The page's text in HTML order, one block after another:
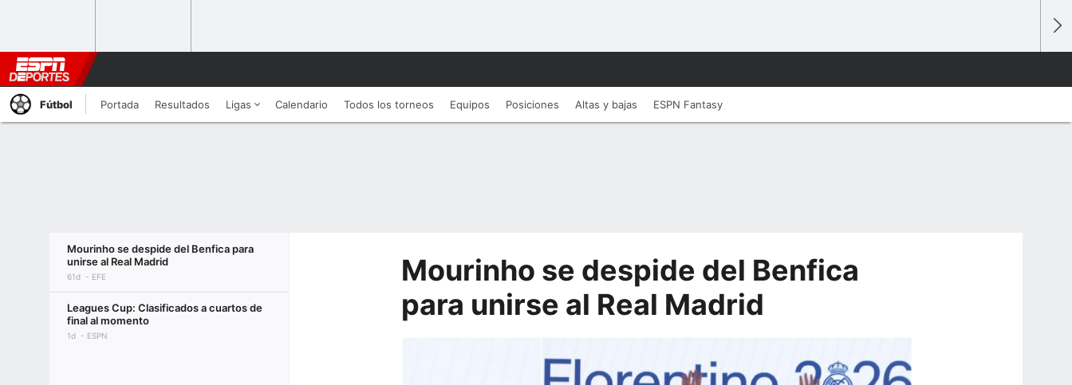
Fútbol Portada Resultados Ligas Calendario Todos los torneos Equipos Posiciones Altas y bajas ESPN Fantasy
Mourinho se despide del Benfica para
unirse al Real Madrid
61d EFE
Leagues Cup: Clasificados a cuartos de
final al momento
1d ESPN
Mourinho se despide del Benfica
para unirse al Real Madrid